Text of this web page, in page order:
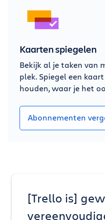
Kaarten spiegelen
Bekijk al je taken van
plek. Spiegel een
houden, waar je het
Abonnementen
[Trello is]